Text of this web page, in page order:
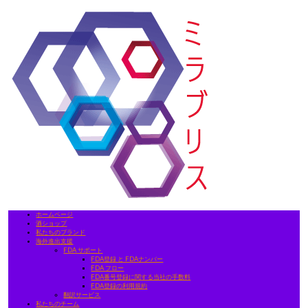
ホームページ
酒ショップ
私たちのブランド
海外進出支援
FDA サポート
FDA登録 と FDAナンバー
FDA フロー
FDA番号登録に関する当社の手数料
FDA登録の利用規約
翻訳サービス
私たちのチーム